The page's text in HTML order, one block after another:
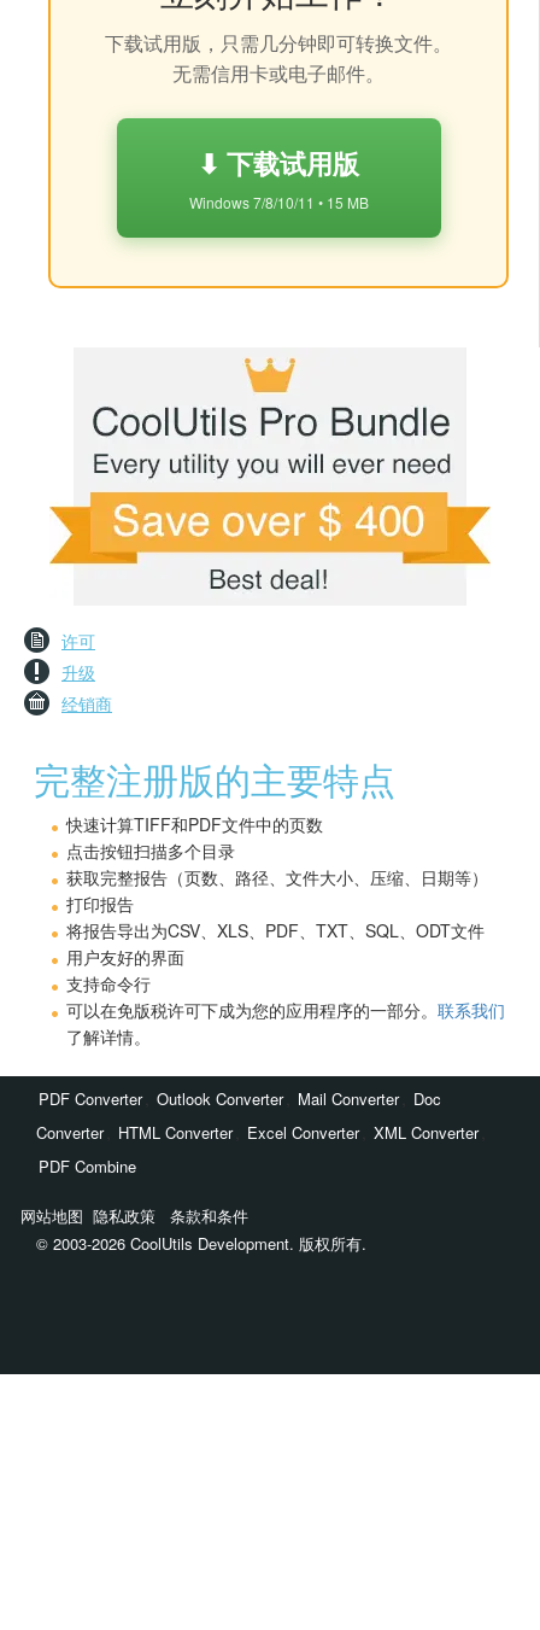
下载试用版，只需几分钟即可转换文件。
无需信用卡或电子邮件。
⬇ 下载试用版
Windows 7/8/10/11 • 15 MB
许可
升级
经销商
完整注册版的主要特点
快速计算TIFF和PDF文件中的页数
点击按钮扫描多个目录
获取完整报告（页数、路径、文件大小、压缩、日期等）
打印报告
将报告导出为CSV、XLS、PDF、TXT、SQL、ODT文件
用户友好的界面
支持命令行
可以在免版税许可下成为您的应用程序的一部分。联系我们
了解详情。
PDF Converter Outlook Converter Mail Converter
Doc
Converter
HTML Converter Excel Converter XML Converter
PDF Combine
网站地图 隐私政策
条款和条件
© 2003-2026 CoolUtils Development. 版权所有.